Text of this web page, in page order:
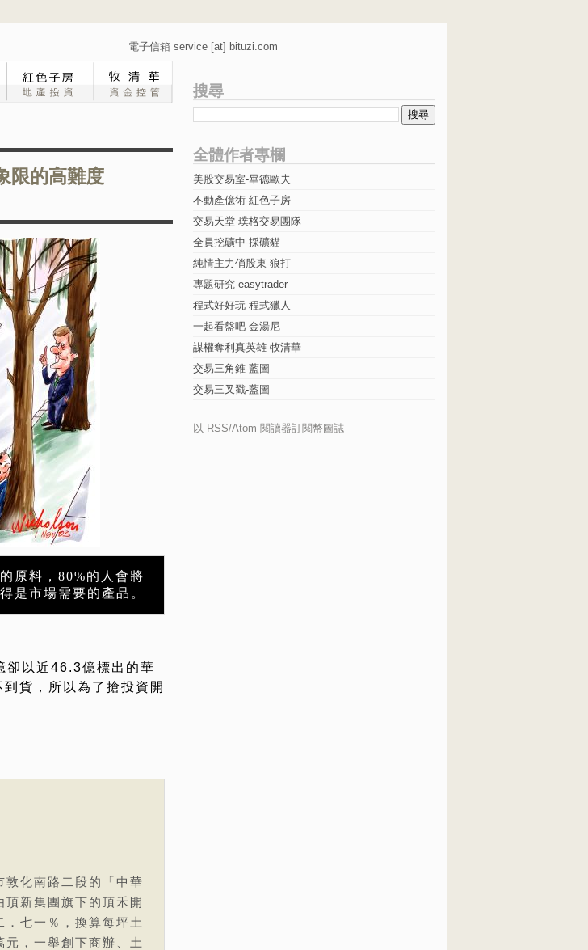
電子信箱 service [at] bituzi.com
限的高難度
原料，80%的人會將
是市場需要的產品。
卻以近46.3億標出的華
貨，所以為了搶投資開
敦化南路二段的「中華
新集團旗下的頂禾開
七一％，換算每坪土
，一舉創下商辦、土
搜尋
全體作者專欄
美股交易室-畢德歐夫
不動產億術-紅色子房
交易天堂-璞格交易團隊
全員挖礦中-採礦貓
純情主力俏股東-狼打
專題研究-easytrader
程式好好玩-程式獵人
一起看盤吧-金湯尼
謀權奪利真英雄-牧清華
交易三角錐-藍圖
交易三叉戳-藍圖
以 RSS/Atom 閱讀器訂閱幣圖誌